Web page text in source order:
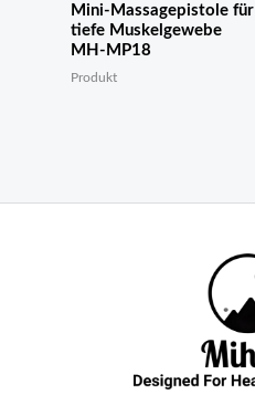
Mini-Massagepistole für
tiefe Muskelgewebe
MH-MP18
Produkt